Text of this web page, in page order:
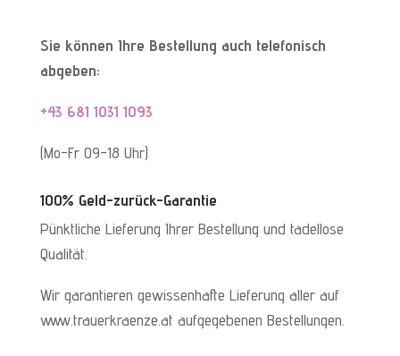
Sie können Ihre Bestellung auch telefonisch
abgeben:
+43 681 1031 1093
(Mo-Fr 09-18 Uhr)
100% Geld-zurück-Garantie
Pünktliche Lieferung Ihrer Bestellung und tadellose
Qualität.
Wir garantieren gewissenhafte Lieferung aller auf
www.trauerkraenze.at aufgegebenen Bestellungen.